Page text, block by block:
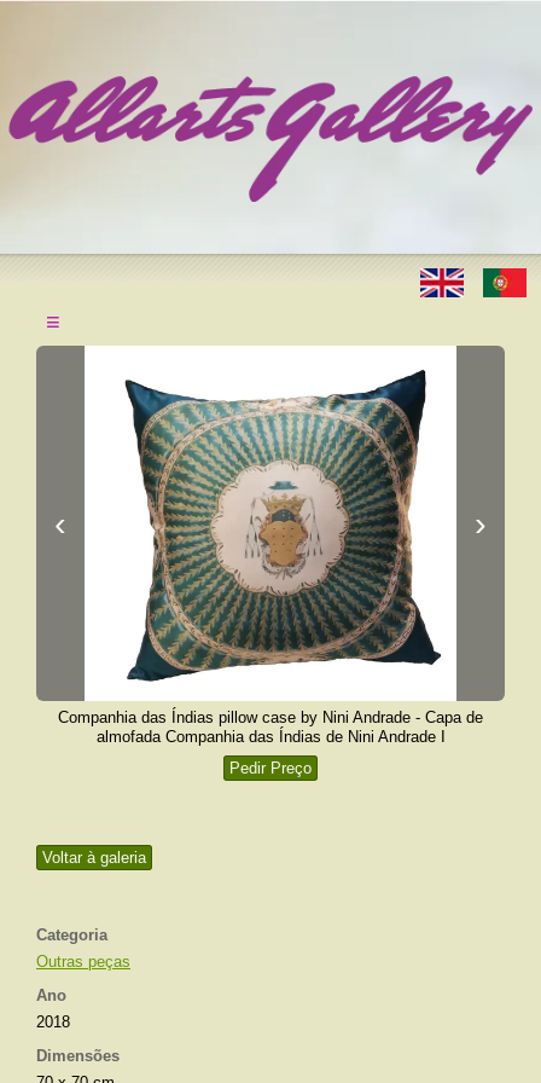
≡
Voltar à galeria
Categoria
Outras peças
Ano
2018
Dimensões
‹ ›
Companhia das Índias pillow case by Nini Andrade - Capa de
almofada Companhia das Índias de Nini Andrade I
Pedir Preço